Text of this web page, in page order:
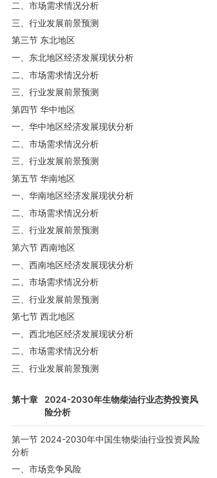
二、市场需求情况分析
三、行业发展前景预测
第三节 东北地区
一、东北地区经济发展现状分析
二、市场需求情况分析
三、行业发展前景预测
第四节 华中地区
一、华中地区经济发展现状分析
二、市场需求情况分析
三、行业发展前景预测
第五节 华南地区
一、华南地区经济发展现状分析
二、市场需求情况分析
三、行业发展前景预测
第六节 西南地区
一、西南地区经济发展现状分析
二、市场需求情况分析
三、行业发展前景预测
第七节 西北地区
一、西北地区经济发展现状分析
二、市场需求情况分析
三、行业发展前景预测
第十章
2024-2030年生物柴油行业态势投资风
险分析
第一节 2024-2030年中国生物柴油行业投资风险
分析
一、市场竞争风险